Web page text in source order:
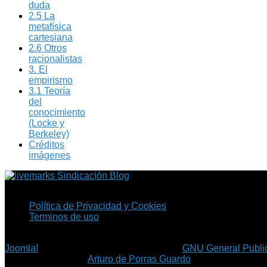
duda
2.5 La
metafísica
cartesiana
2.6 Otros
racionalistas
3. El
empirismo
3.1 Teoría
del
conocimiento
(Locke y
Berkeley)
Créditos
imágenes
Sindicación Blog
Política de Privacidad y Cookies
Terminos de uso
Joomla!
GNU General
©Arturo de Porras Guardo